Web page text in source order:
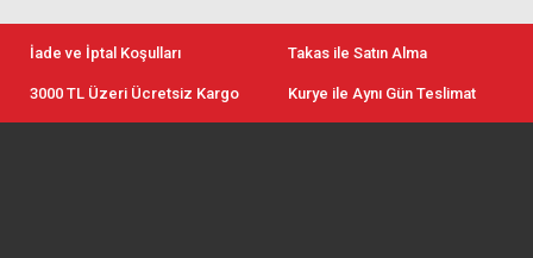
İade ve İptal Koşulları Takas ile Satın Alma
3000 TL Üzeri Ücretsiz Kargo Kurye ile Aynı Gün Teslimat